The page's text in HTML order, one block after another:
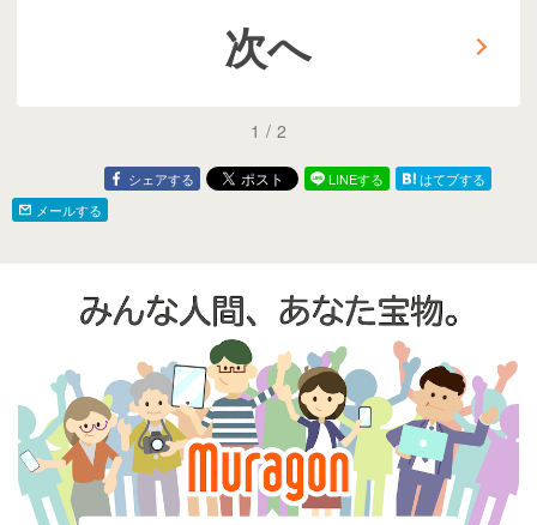
次へ
1 / 2
シェアする LINEする
はてブする
メールする